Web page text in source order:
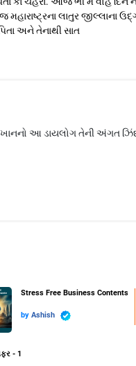
લાતુર જીલ્લાના
અને તેનાથી સાત
ખાનનો આ ડાયલોગ તેની અંગત
Stress Free Business Contents
by Ashish
- 1